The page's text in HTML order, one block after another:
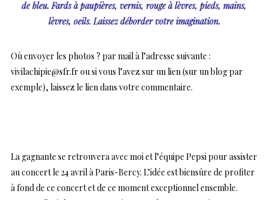
de bleu. Fards à paupières, vernis, rouge à lèvres, pieds, mains,
lèvres, oeils. Laissez déborder votre imagination.
Où envoyer les photos ? par mail à l’adresse suivante :
vivilachipie@sfr.fr ou si vous l’avez sur un lien (sur un blog par
exemple), laissez le lien dans votre commentaire.
La gagnante se retrouvera avec moi et l’équipe Pepsi pour assister
au concert le 24 avril à Paris-Bercy. L’idée est biensûre de profiter
à fond de ce concert et de ce moment exceptionnel ensemble.